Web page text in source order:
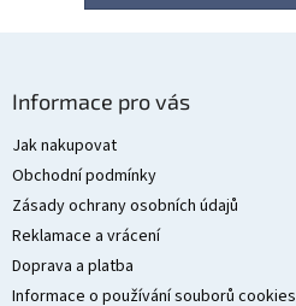
Informace pro vás
Jak nakupovat
Obchodní podmínky
Zásady ochrany osobních údajů
Reklamace a vrácení
Doprava a platba
Informace o používání souborů cookies